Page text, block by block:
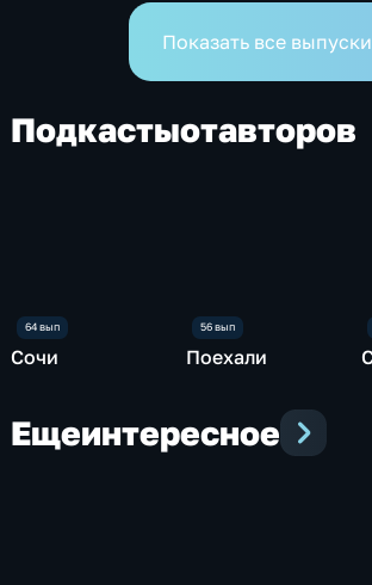
Показать все выпуски
Подкастыотавторов
Сочи Поехали
Ещеинтересное